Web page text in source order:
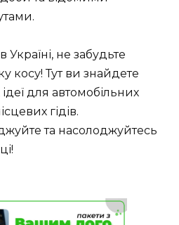
не забудьте
косу! Тут ви знайдете
ідеї для автомобільних
гідів.
та насолоджуйтесь